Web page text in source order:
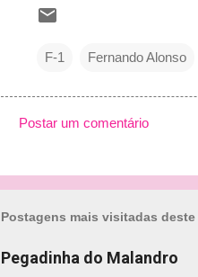
F-1 Fernando Alonso
m
e
t
Postar um comentário
Postagens mais visitadas
Pegadinha do Malandro